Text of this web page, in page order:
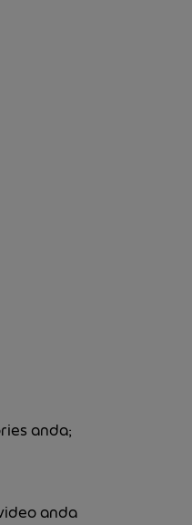
anda;
anda